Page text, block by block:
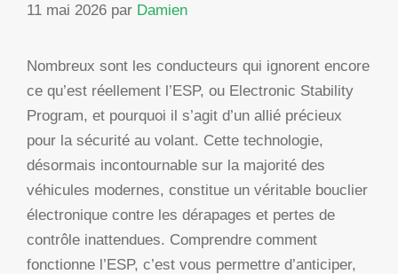
11 mai 2026 par Damien
Nombreux sont les conducteurs qui ignorent encore
ce qu’est réellement l’ESP, ou Electronic Stability
Program, et pourquoi il s’agit d’un allié précieux
pour la sécurité au volant. Cette technologie,
désormais incontournable sur la majorité des
véhicules modernes, constitue un véritable bouclier
électronique contre les dérapages et pertes de
contrôle inattendues. Comprendre comment
fonctionne l’ESP, c’est vous permettre d’anticiper,